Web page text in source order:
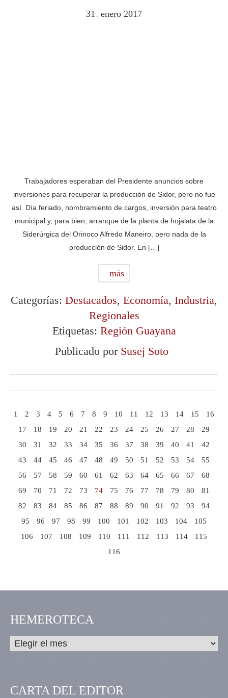
31 . enero 2017
Trabajadores esperaban del Presidente anuncios sobre
inversiones para recuperar la producción de Sidor, pero no fue
así. Día feriado, nombramiento de cargos, inversión para teatro
municipal y, para bien, arranque de la planta de hojalata de la
Siderúrgica del Orinoco Alfredo Maneiro, pero nada de la
producción de Sidor. En […]
más
Categorías: Destacados, Economía, Industria,
Regionales
Etiquetas: Región Guayana
Publicado por Susej Soto
1 2 3 4 5 6 7 8 9 10 11 12 13 14 15
16
17
18 19 20 21 22 23 24 25 26 27 28
29
30
31 32 33 34 35 36 37 38 39 40 41
42
43
44 45 46 47 48 49 50 51 52 53 54
55
56
57 58 59 60 61 62 63 64 65 66 67
68
69
70 71 72 73 74 75 76 77 78 79 80
81
82
83 84 85 86 87 88 89 90 91 92 93
94
95
96 97 98 99 100 101 102 103 104
105
106
107 108 109 110 111 112 113 114
115
116
HEMEROTECA
CARTA DEL EDITOR